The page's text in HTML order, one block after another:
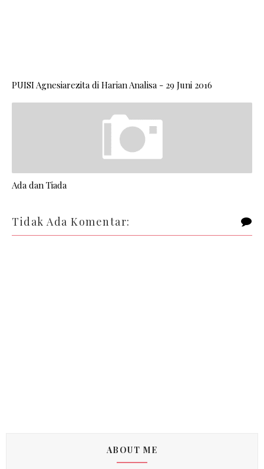
PUISI Agnesiarezita di Harian Analisa - 29 Juni 2016
Ada dan Tiada
Tidak Ada Komentar:
ABOUT ME